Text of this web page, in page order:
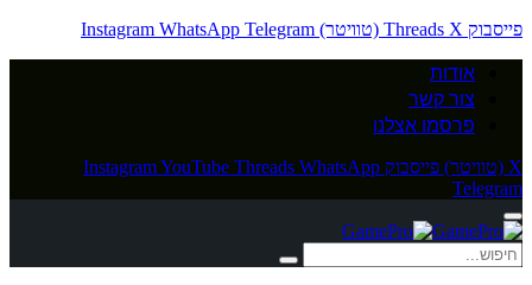
פייסבוק
Threads X (טוויטר) Instagram WhatsApp Telegram
אודות
צור קשר
פרסמו אצלנו
X (טוויטר) פייסבוק InstagramYouTube Threads WhatsApp
Telegram